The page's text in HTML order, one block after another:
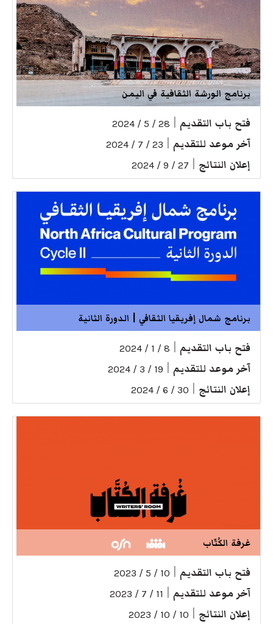
برنامج الورشة الثقافية في اليمن
فتح باب التقديم 28 / 5 / 2024
آخر موعد للتقديم 23 / 7 / 2024
إعلان النتائج 27 / 9 / 2024
برنامج شمال إفريقيا الثقافي | الدورة الثانية
فتح باب التقديم 8 / 1 / 2024
آخر موعد للتقديم 19 / 3 / 2024
إعلان النتائج 30 / 6 / 2024
غرفة الكُتّاب
فتح باب التقديم 10 / 5 / 2023
آخر موعد للتقديم 11 / 7 / 2023
إعلان النتائج 10 / 10 / 2023